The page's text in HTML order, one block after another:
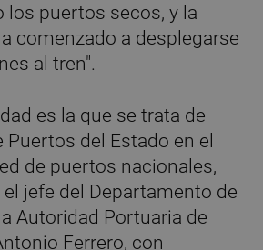
los puertos secos, y la
comenzado a desplegarse
al tren".
es la que se trata de
del Estado en el
de puertos nacionales,
jefe del Departamento de
Autoridad Portuaria de
Ferrero, con